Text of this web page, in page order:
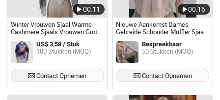
00:11
Winter Vrouwen Sjaal Warme
Cashmere Sjaals Vrouwen Grote
Vierkante Lange Sjaals
US$ 3,58 / Stuk
100 Stukken (MOQ)
Contact Opnemen
00:16
Nieuwe Aankomst Dames
Gebreide Schouder Muffler Sjaal
Mode Kasjmier Sjaal
Bespreekbaar
50 Stukken (MOQ)
Contact Opnemen